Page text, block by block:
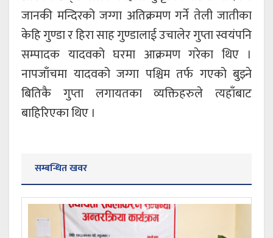
जानकी मन्दिरको जग्गा अतिक्रमण गर्ने तेली जातीका
केहि गुण्डा र हिरा साह गुण्डालाई उचालेर गुप्ता स्वयंपनि
सम्पादक यादवको घरमा आक्रमण गरेका थिए ।
नापजाँचमा यादवको जग्गा पश्चिम तर्फ गएको बुझ्ने
बितिकै गुप्ता लगायतका व्यक्तिहरुले त्यहाँबाट
बाहिरिएका थिए ।
सम्बन्धित खवर